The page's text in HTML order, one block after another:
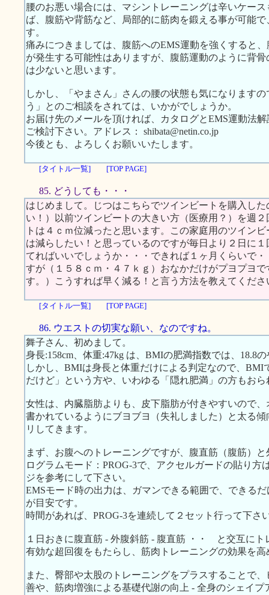
腰のお悪い場合には、マシントレーニングは辛いケー
ば、腹筋や背筋など、局部的に筋肉を鍛える事が可能
す。
痛みにつきましては、腹筋へのEMS運動を強くすると
が発生する可能性はありますが、腹筋運動のように背
は少ないと思います。
しかし、「やまさん」さんの腰の状態も気になります
う」とのご相談をされては、いかがでしょうか。
お届け先のメールを頂ければ、カタログとEMS運動法
ご検討下さい。アドレス： shibata@netin.co.jp
今後とも、よろしくお願いいたします。
[タイトル一覧] [TOP PAGE]
85. どうしても・・・
はじめまして。じつはこちらでツインビートを購入し
い！）以前ツインビートの大きい方（医療用？）を週
トは４ｃｍ位減ったと思います。この家庭用のツイン
は減らしたい！と思っているのですが毎日より２日に
てればいいでしょうか・・・できれば１ヶ月くらいで
すが（１５８ｃｍ・４７ｋｇ）おなかだけがプヨプヨ
す。）こうすれば早く減る！と言う方法を教えてくだ
[タイトル一覧] [TOP PAGE]
86. ウエストの切実な願い、なのですね。
舞子さん、初めまして。
身長:158cm、体重:47kg は、BMIの肥満指数では、18.8
しかし、BMIは身長と体重だけによる判定なので、
だけど」という方や、いわゆる「隠れ肥満」の方もお
女性は、内臓脂肪よりも、皮下脂肪が付きやすいので
書かれているようにブヨブヨ（失礼しました）と太る
リしてきます。
まず、お腹へのトレーニングですが、腹直筋（腹筋）
ログラムモード：PROG-3で、アクセルガードの貼り方
ジを参考にして下さい。
EMSモード時の出力は、ガマンできる範囲で、できる
が目安です。
時間があれば、PROG-3を連続して２セット行って下さ
１日おきに腹直筋 - 外腹斜筋 - 腹直筋 ・・ と交互に
有効な超回復をもたらし、筋肉トレーニングの効果を高
また、臀部や太股のトレーニングをプラスすることで
善や、筋肉増強による基礎代謝の向上 - 全身のシェイ